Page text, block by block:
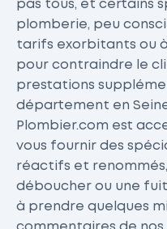
pas tous, et certains
plomberie, peu
tarifs exorbitants ou
pour contraindre le
prestations
département en
Plombier.com est
vous fournir des
réactifs et
déboucher ou une
à prendre quelques